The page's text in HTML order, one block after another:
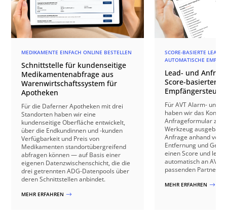
MEDIKAMENTE EINFACH ONLINE BESTELLEN
Schnittstelle für kundenseitige
Medikamentenabfrage aus
Warenwirtschaftssystem für
Apotheken
Für die Daferner Apotheken mit drei
Standorten haben wir eine
kundenseitige Oberfläche entwickelt,
über die Endkundinnen und -kunden
Verfügbarkeit und Preis von
Medikamenten standortübergreifend
abfragen können — auf Basis einer
eigenen Datenzwischenschicht, die die
drei getrennten ADG-Datenpools über
deren Schnittstellen anbindet.
MEHR ERFAHREN $
SCORE-BASIERTE LEAD-
AUTOMATISCHE
Lead- und
Score-basierter
Für AVT Alarm- und
haben wir das
Anfrageformular zu
Werkzeug
Anfrage anhand von
Entfernung und
einen Score und
automatisch an AVT
passenden
MEHR ERFAHREN $